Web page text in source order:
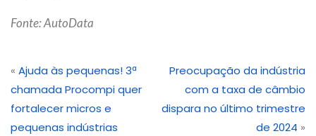
Fonte: AutoData
« Ajuda às pequenas! 3ª
chamada Procompi quer
fortalecer micros e
pequenas indústrias
Preocupação da indústria
com a taxa de câmbio
dispara no último trimestre
de 2024 »